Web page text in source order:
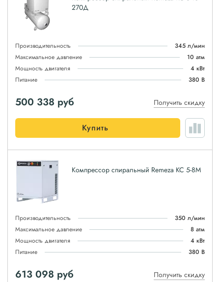
270Д
Производительность
345 л/мин
Максимальное давление
10 атм
Мощность двигателя
4 кВт
Питание
380 В
500 338 руб Получить скидку
Купить
Компрессор спиральный Remeza КС 5-8М
Производительность
350 л/мин
Максимальное давление
8 атм
Мощность двигателя
4 кВт
Питание
380 В
613 098 руб Получить скидку